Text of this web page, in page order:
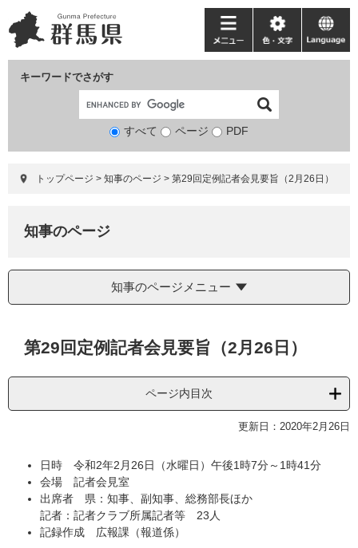
ー
ジ
ニ
ュ
て
キーワードでさがす
検
象
すべて ページ PDF
メ
ニ
ー
色・
文
language
トップページ > 知事のページ > 第29回定例記者会見要旨（2月26日）
知事のページ
知事のページメニュー
第29回定例記者会見要旨（2月26日）
ページ内目次
更新日：2020年2月26日
日時 令和2年2月26日（水曜日）午後1時7分～1時41分
会場 記者会見室
出席者 県：知事、副知事、総務部長ほか
記者：記者クラブ所属記者等 23人
記録作成 広報課（報道係）